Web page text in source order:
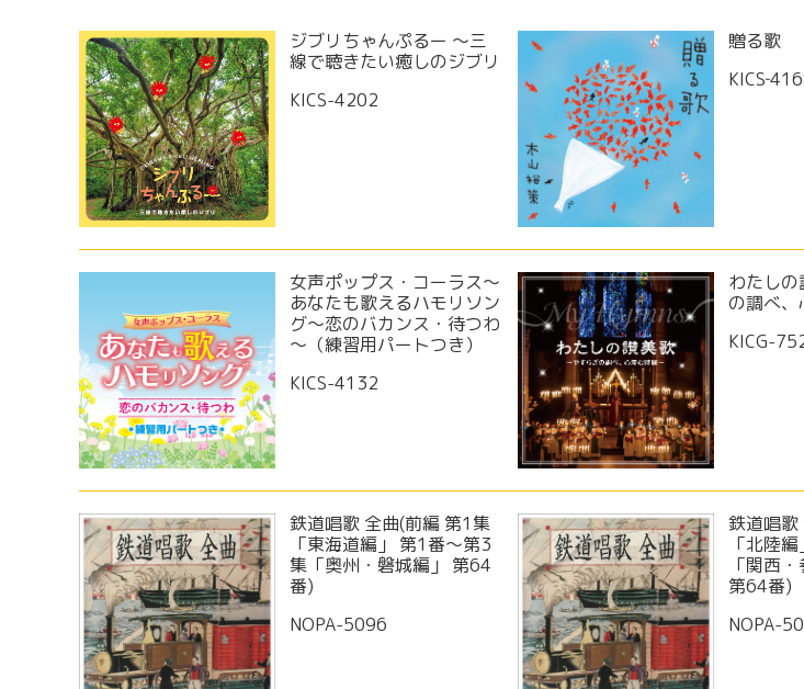
ジブリちゃんぷるー ～三
線で聴きたい癒しのジブリ
KICS-4202
贈る歌
女声ポップス・コーラス～
あなたも歌えるハモリソン
グ～恋のバカンス・待つわ
～（練習用パートつき）
KICS-4132
わたし
の調べ
KICG-
鉄道唱歌 全曲(前編 第1集
「東海道編」 第1番～第3
集「奥州・磐城編」 第64
番)
NOPA-5096
鉄道唱歌
「北陸
「関西
第64番)
NOPA-